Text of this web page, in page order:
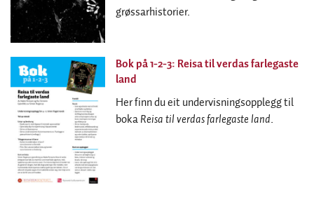
grøssarhistorier.
Bok på 1-2-3: Reisa til verdas farlegaste
land
Her finn du eit undervisningsopplegg til
bokaReisa til verdas farlegaste land.